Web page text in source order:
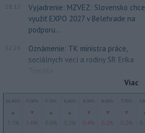
18:12
Vyjadrenie: MZVEZ: Slovensko chce
využiť EXPO 2027 v Belehrade na
podporu...
12:26
Oznámenie: TK ministra práce,
sociálnych vecí a rodiny SR Erika
Tomáša
Viac